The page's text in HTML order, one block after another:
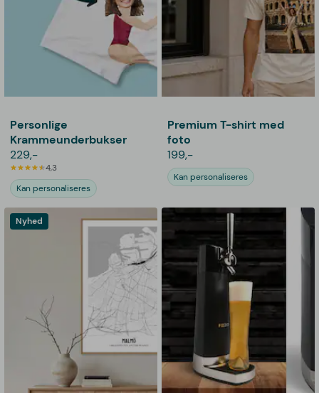
Personlige
Krammeunderbukser
229,-
4,3
Kan personaliseres
Premium T-shirt med
foto
199,-
Kan personaliseres
Nyhed